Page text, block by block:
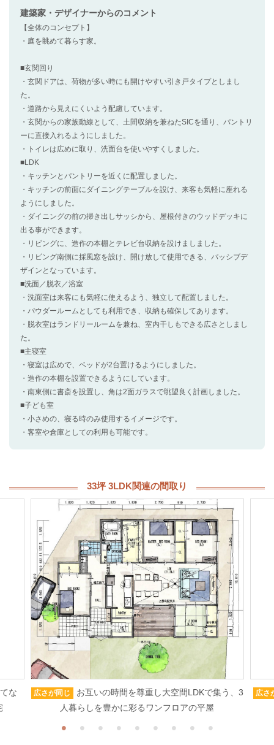
建築家・デザイナーからのコメント
【全体のコンセプト】
・庭を眺めて暮らす家。
■玄関回り
・玄関ドアは、荷物が多い時にも開けやすい引き戸タイプとしまし
た。
・道路から見えにくいよう配慮しています。
・玄関からの家族動線として、土間収納を兼ねたSICを通り、パントリ
ーに直接入れるようにしました。
・トイレは広めに取り、洗面台を使いやすくしました。
■LDK
・キッチンとパントリーを近くに配置しました。
・キッチンの前面にダイニングテーブルを設け、来客も気軽に座れる
ようにしました。
・ダイニングの前の掃き出しサッシから、屋根付きのウッドデッキに
出る事ができます。
・リビングに、造作の本棚とテレビ台収納を設けましました。
・リビング南側に採風窓を設け、開け放して使用できる、パッシブデ
ザインとなっています。
■洗面／脱衣／浴室
・洗面室は来客にも気軽に使えるよう、独立して配置しました。
・パウダールームとしても利用でき、収納も確保してあります。
・脱衣室はランドリールームを兼ね、室内干しもできる広さとしまし
た。
■主寝室
・寝室は広めで、ベッドが2台置けるようにしました。
・造作の本棚を設置できるようにしています。
・南東側に書斎を設置し、角は2面ガラスで眺望良く計画しました。
■子ども室
・小さめの、寝る時のみ使用するイメージです。
・客室や倉庫としての利用も可能です。
33坪 3LDK関連の間取り
な
広さが同じ
お互いの時間を尊重し大空間LDKで集う、3
人暮らしを豊かに彩るワンフロアの平屋
広さ